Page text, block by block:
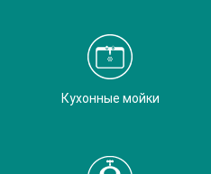
Кухонные мойки